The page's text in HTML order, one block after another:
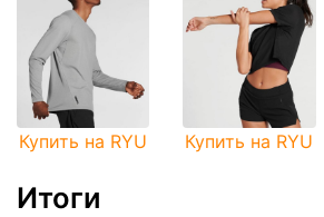
Купить на RYU Купить на RYU
Итоги